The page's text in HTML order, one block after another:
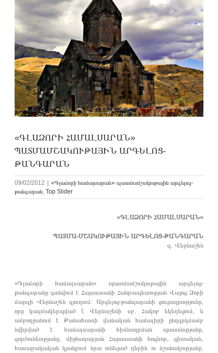
View
Larger
«ԳԼԱՁՈՐԻ ՀԱՄԱԼՍԱՐԱՆ»
ՊԱՏՄԱՄՇԱԿՈՒԹԱՅԻՆ ԱՐԳԵԼՈՑ-
ԹԱՆԳԱՐԱՆ
09/02/2012
«Գլաձորի համալսարան» պատմամշակութային արգելոց-
թանգարան, Top Slider
«ԳԼԱՁՈՐԻ ՀԱՄԱԼՍԱՐԱՆ»
ՊԱՏՄԱ-ՄՇԱԿՈՒԹԱՅԻՆ ԱՐԳԵԼՈՑ-ԹԱՆԳԱՐԱՆ
գ. Վերնաշեն
«Գլաձորի համալսարան» պատմամշակութային արգելոց-
թանգարանը գտնվում է Հայաստանի Հանրապետության Վայոց Ձորի
մարզի Վերնաշեն գյուղում: Արգելոց-թանգարանի ցուցադրությունը,
որը կազմակերպված է Վերնաշենի սբ. Հակոբ եկեղեցում, և
ամբողջանում է Թանահատի վանական համալիրի ընդգրկմամբ
նվիրված է համալսարանի հիմնադրման պատմությանը,
գործունեությանը, միջնադարյան Հայաստանի հոգևոր, գիտական,
հասարակական կյանքում նրա ունեցած դերին ու նշանակությանը: